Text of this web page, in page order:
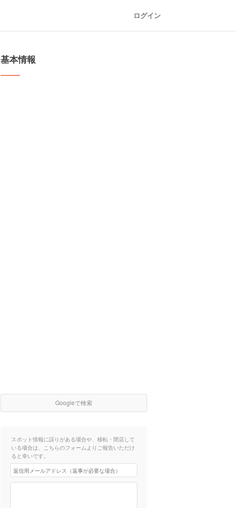
ログイン
基本情報
Googleで検索
スポット情報に誤りがある場合や、移転・閉店して
いる場合は、こちらのフォームよりご報告いただけ
ると幸いです。